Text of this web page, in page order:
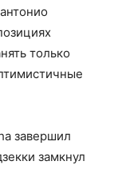
только
завершил
замкнул